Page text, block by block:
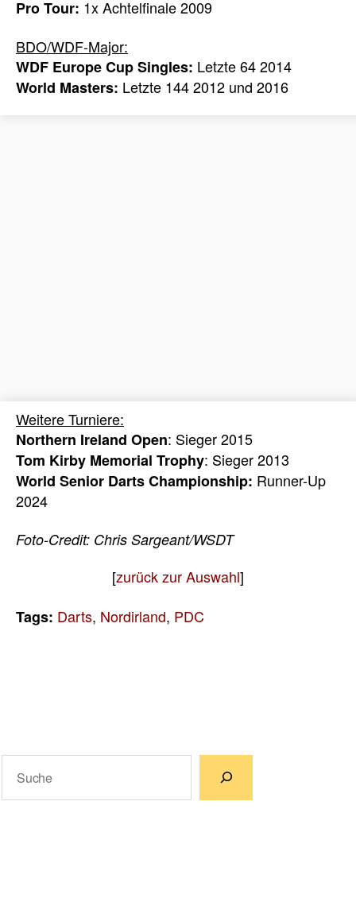
Pro Tour: 1x Achtelfinale 2009
BDO/WDF-Major:
WDF Europe Cup Singles: Letzte 64 2014
World Masters: Letzte 144 2012 und 2016
Weitere Turniere:
Northern Ireland Open: Sieger 2015
Tom Kirby Memorial Trophy: Sieger 2013
World Senior Darts Championship: Runner-Up
2024
Foto-Credit: Chris Sargeant/WSDT
[zurück zur Auswahl]
Tags: Darts, Nordirland, PDC